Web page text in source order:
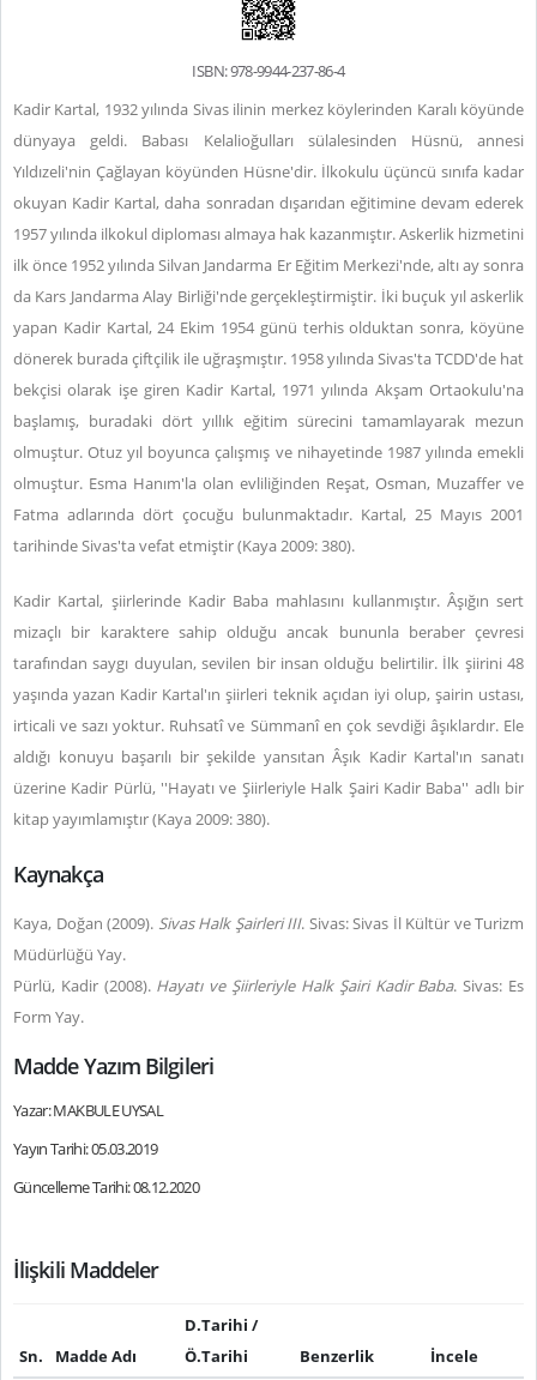
ISBN: 978-9944-237-86-4
Kadir Kartal, 1932 yılında Sivas ilinin merkez köylerinden Karalı köyünde
dünyaya geldi. Babası Kelalioğulları sülalesinden Hüsnü, annesi
Yıldızeli'nin Çağlayan köyünden Hüsne'dir. İlkokulu üçüncü sınıfa kadar
okuyan Kadir Kartal, daha sonradan dışarıdan eğitimine devam ederek
1957 yılında ilkokul diploması almaya hak kazanmıştır. Askerlik hizmetini
ilk önce 1952 yılında Silvan Jandarma Er Eğitim Merkezi'nde, altı ay sonra
da Kars Jandarma Alay Birliği'nde gerçekleştirmiştir. İki buçuk yıl askerlik
yapan Kadir Kartal, 24 Ekim 1954 günü terhis olduktan sonra, köyüne
dönerek burada çiftçilik ile uğraşmıştır. 1958 yılında Sivas'ta TCDD'de hat
bekçisi olarak işe giren Kadir Kartal, 1971 yılında Akşam Ortaokulu'na
başlamış, buradaki dört yıllık eğitim sürecini tamamlayarak mezun
olmuştur. Otuz yıl boyunca çalışmış ve nihayetinde 1987 yılında emekli
olmuştur. Esma Hanım'la olan evliliğinden Reşat, Osman, Muzaffer ve
Fatma adlarında dört çocuğu bulunmaktadır. Kartal, 25 Mayıs 2001
tarihinde Sivas'ta vefat etmiştir (Kaya 2009: 380).
Kadir Kartal, şiirlerinde Kadir Baba mahlasını kullanmıştır. Âşığın sert
mizaçlı bir karaktere sahip olduğu ancak bununla beraber çevresi
tarafından saygı duyulan, sevilen bir insan olduğu belirtilir. İlk şiirini 48
yaşında yazan Kadir Kartal'ın şiirleri teknik açıdan iyi olup, şairin ustası,
irticali ve sazı yoktur. Ruhsatî ve Sümmanî en çok sevdiği âşıklardır. Ele
aldığı konuyu başarılı bir şekilde yansıtan Âşık Kadir Kartal'ın sanatı
üzerine Kadir Pürlü, ''Hayatı ve Şiirleriyle Halk Şairi Kadir Baba'' adlı bir
kitap yayımlamıştır (Kaya 2009: 380).
Kaynakça
Kaya, Doğan (2009). Sivas Halk Şairleri III. Sivas: Sivas İl Kültür ve Turizm
Müdürlüğü Yay.
Pürlü, Kadir (2008). Hayatı ve Şiirleriyle Halk Şairi Kadir Baba. Sivas: Es
Form Yay.
Madde Yazım Bilgileri
Yazar: MAKBULE UYSAL
Yayın Tarihi: 05.03.2019
Güncelleme Tarihi: 08.12.2020
İlişkili Maddeler
Sn. Madde Adı
D.Tarihi /
Ö.Tarihi
Benzerlik
İncele